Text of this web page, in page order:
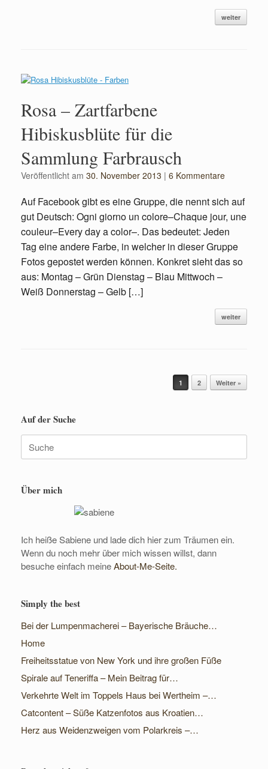
weiter
Rosa – Zartfarbene
Hibiskusblüte für die
Sammlung Farbrausch
Veröffentlicht am 30. November 2013 | 6 Kommentare
Auf Facebook gibt es eine Gruppe, die nennt sich auf
gut Deutsch: Ogni giorno un colore–Chaque jour, une
couleur–Every day a color–. Das bedeutet: Jeden
Tag eine andere Farbe, in welcher in dieser Gruppe
Fotos gepostet werden können. Konkret sieht das so
aus: Montag – Grün Dienstag – Blau Mittwoch –
Weiß Donnerstag – Gelb […]
weiter
1 2 Weiter »
Auf der Suche
nach:
Über mich
Ich heiße Sabiene und lade dich hier zum Träumen ein.
Wenn du noch mehr über mich wissen willst, dann
besuche einfach meineAbout-Me-Seite.
Simply the best
Bei der Lumpenmacherei – Bayerische Bräuche…
Home
Freiheitsstatue von New York und ihre großen Füße
Spirale auf Teneriffa – Mein Beitrag für…
Verkehrte Welt im Toppels Haus bei Wertheim –…
Catcontent – Süße Katzenfotos aus Kroatien…
Herz aus Weidenzweigen vom Polarkreis –…